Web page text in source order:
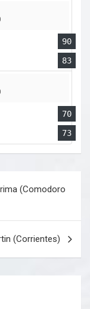
90
83
70
73
(Comodoro
(Corrientes)